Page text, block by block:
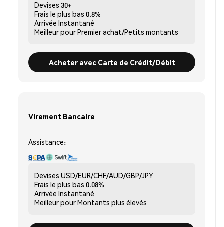
Devises 30+
Frais le plus bas 0.8%
Arrivée Instantané
Meilleur pourPremier achat/Petits montants
Acheter avec Carte de Crédit/Débit
Virement Bancaire
Assistance:
Devises USD/EUR/CHF/AUD/GBP/JPY
Frais le plus bas 0.08%
Arrivée Instantané
Meilleur pourMontants plus élevés